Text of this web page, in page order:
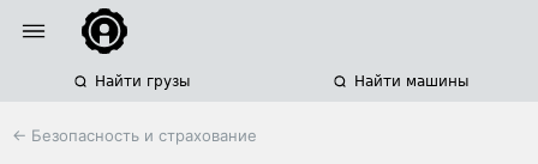
Найти грузы Найти машины
← Безопасность и страхование